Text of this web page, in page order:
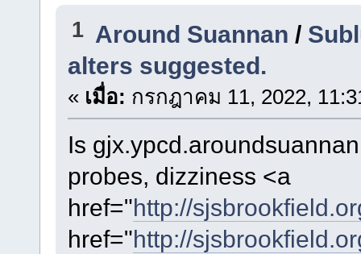
1 Around Suannan /
alters suggested.
« เมื่อ: กรกฎาคม 11, 2022,
Is
probes, dizziness <a
href="http://
href="http://